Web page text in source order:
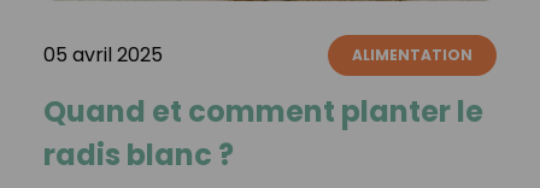
05 avril 2025 ALIMENTATION
Quand et comment planter le
radis blanc ?